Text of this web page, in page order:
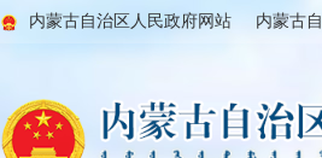
内蒙古自治区人民政府网站 内蒙古